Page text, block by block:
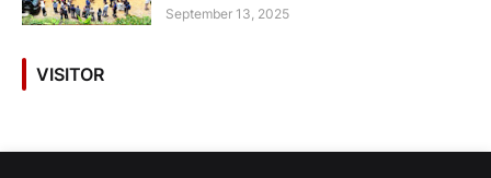
September 13, 2025
VISITOR